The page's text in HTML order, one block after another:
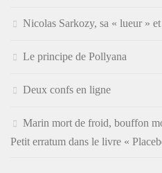
Nicolas Sarkozy, sa « lueur »
Le principe de Pollyana
Deux confs en ligne
Marin mort de froid, bouffon
Petit erratum dans le livre «